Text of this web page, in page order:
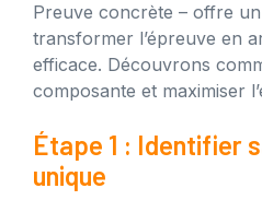
Preuve concrète – offre
transformer l’épreuve en
efficace. Découvrons
composante et maximiser
Étape 1 : Identifier
unique